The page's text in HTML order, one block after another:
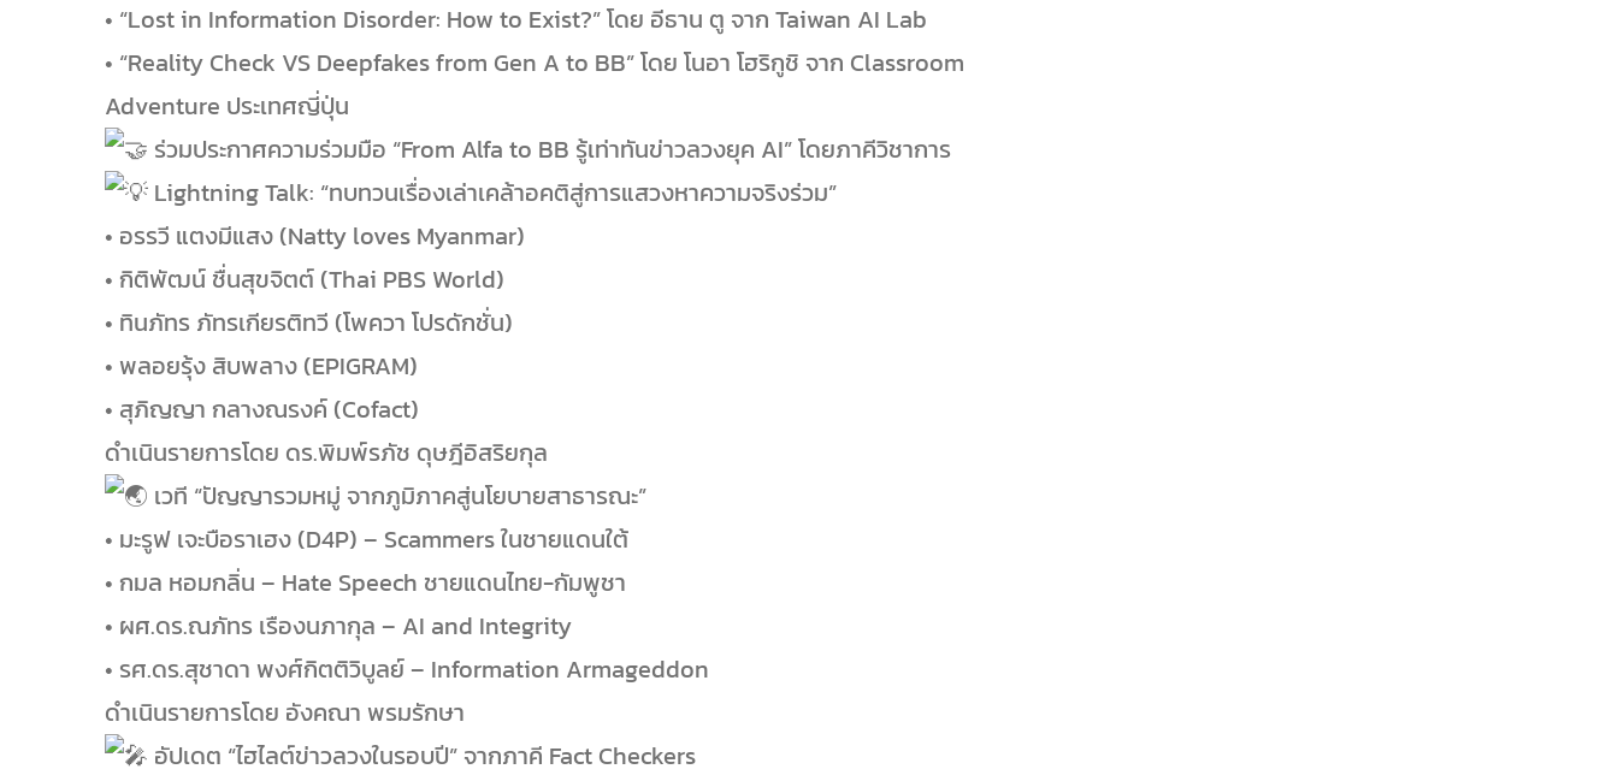
• “Lost in Information Disorder: How to Exist?” โดย อีธาน ตู จาก Taiwan AI Lab
• “Reality Check VS Deepfakes from Gen A to BB” โดย โนอา โฮริกูชิ จาก Classroom
Adventure ประเทศญี่ปุ่น
ร่วมประกาศความร่วมมือ “From Alfa to BB รู้เท่าทันข่าวลวงยุค AI” โดยภาคีวิชาการ
Lightning Talk: “ทบทวนเรื่องเล่าเคล้าอคติสู่การแสวงหาความจริงร่วม”
• อรรวี แตงมีแสง (Natty loves Myanmar)
• กิติพัฒน์ ชื่นสุขจิตต์ (Thai PBS World)
• ทินภัทร ภัทรเกียรติทวี (โพควา โปรดักชั่น)
• พลอยรุ้ง สิบพลาง (EPIGRAM)
• สุภิญญา กลางณรงค์ (Cofact)
ดำเนินรายการโดย ดร.พิมพ์รภัช ดุษฎีอิสริยกุล
เวที “ปัญญารวมหมู่ จากภูมิภาคสู่นโยบายสาธารณะ”
• มะรูฟ เจะบือราเฮง (D4P) – Scammers ในชายแดนใต้
• กมล หอมกลิ่น – Hate Speech ชายแดนไทย-กัมพูชา
• ผศ.ดร.ณภัทร เรืองนภากุล – AI and Integrity
• รศ.ดร.สุชาดา พงศ์กิตติวิบูลย์ – Information Armageddon
ดำเนินรายการโดย อังคณา พรมรักษา
อัปเดต “ไฮไลต์ข่าวลวงในรอบปี” จากภาคี Fact Checkers